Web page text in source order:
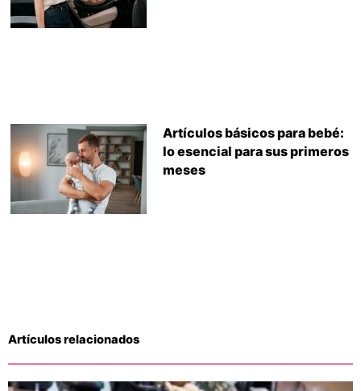
Artículos básicos para bebé:
lo esencial para sus primeros
meses
Artículos relacionados